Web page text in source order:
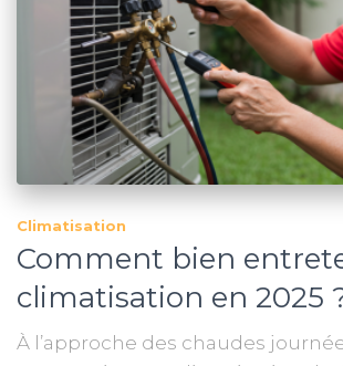
Climatisation
Comment bien
climatisation en 2025
À l’approche des chaudes